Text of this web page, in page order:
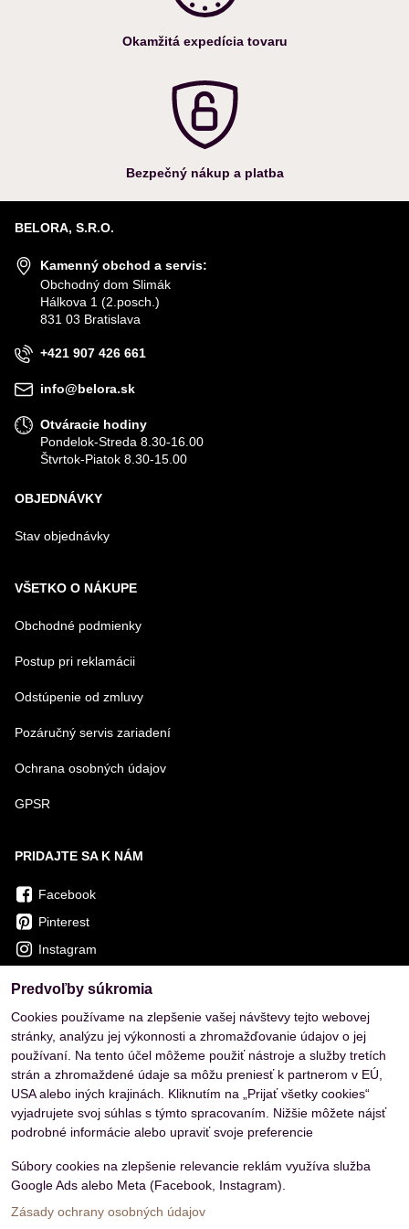
Okamžitá expedícia tovaru
Bezpečný nákup a platba
BELORA, S.R.O.
Kamenný obchod a servis:
Obchodný dom Slimák
Hálkova 1 (2.posch.)
831 03 Bratislava
+421 907 426 661
info@belora.sk
Otváracie hodiny
Pondelok-Streda 8.30-16.00
Štvrtok-Piatok 8.30-15.00
OBJEDNÁVKY
Stav objednávky
VŠETKO O NÁKUPE
Obchodné podmienky
Postup pri reklamácii
Odstúpenie od zmluvy
Pozáručný servis zariadení
Ochrana osobných údajov
GPSR
PRIDAJTE SA K NÁM
Facebook
Pinterest
Instagram
Predvoľby súkromia
Cookies používame na zlepšenie vašej návštevy tejto webovej
stránky, analýzu jej výkonnosti a zhromažďovanie údajov o jej
používaní. Na tento účel môžeme použiť nástroje a služby tretích
strán a zhromaždené údaje sa môžu preniesť k partnerom v EÚ,
USA alebo iných krajinách. Kliknutím na „Prijať všetky cookies“
vyjadrujete svoj súhlas s týmto spracovaním. Nižšie môžete nájsť
podrobné informácie alebo upraviť svoje preferencie
Súbory cookies na zlepšenie relevancie reklám využíva služba
Google Ads alebo Meta (Facebook, Instagram).
Zásady ochrany osobných údajov